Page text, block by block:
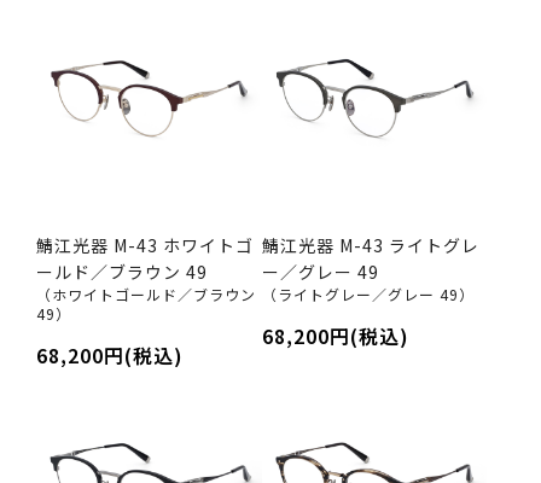
鯖江光器 M-43 ホワイトゴ
ールド／ブラウン 49
（ホワイトゴールド／ブラウン
49）
68,200円(税込)
鯖江光器 M-43 ライトグレ
ー／グレー 49
（ライトグレー／グレー 49）
68,200円(税込)